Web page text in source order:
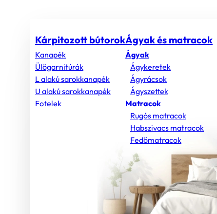
Kárpitozott bútorok
Kanapék
Ülőgarnitúrák
L alakú sarokkanapék
U alakú sarokkanapék
Fotelek
Ágyak és matracok
Ágyak
Ágykeretek
Ágyrácsok
Ágyszettek
Matracok
Rugós matracok
Habszivacs matracok
Fedőmatracok